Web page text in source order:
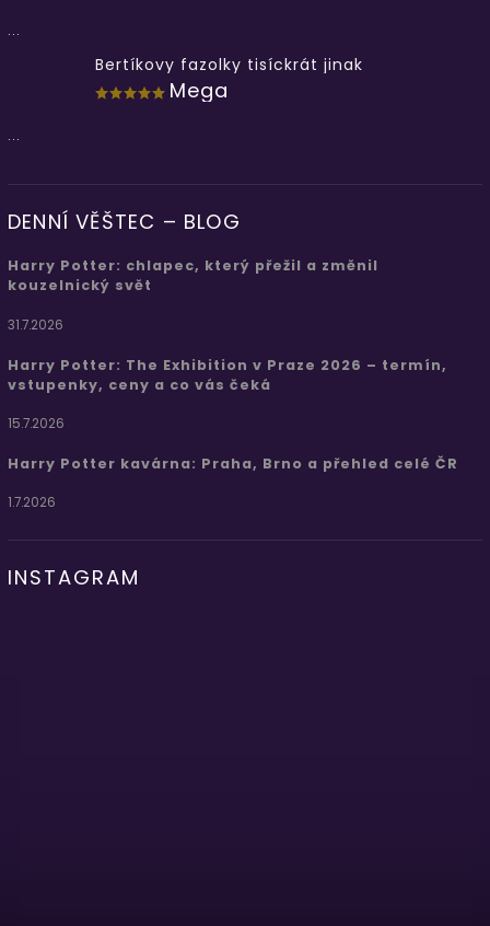
...
Bertíkovy fazolky tisíckrát jinak
Mega
...
DENNÍ VĚŠTEC – BLOG
Harry Potter: chlapec, který přežil a změnil
kouzelnický svět
31.7.2026
Harry Potter: The Exhibition v Praze 2026 – termín,
vstupenky, ceny a co vás čeká
15.7.2026
Harry Potter kavárna: Praha, Brno a přehled celé ČR
1.7.2026
INSTAGRAM